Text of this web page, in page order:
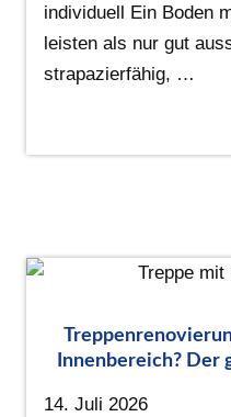
individuell Ein Boden
leisten als nur gut
strapazierfähig, …
Innenbereich? Der
14. Juli 2026